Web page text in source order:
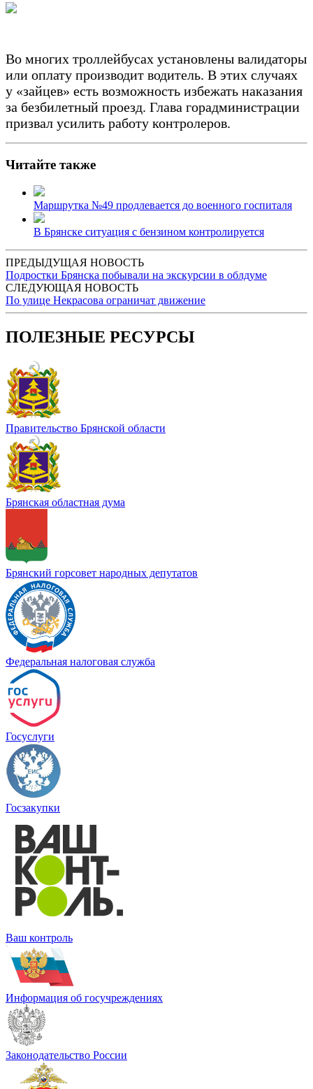
Во многих троллейбусах установлены валидаторы
или оплату производит водитель. В этих случаях
у «зайцев» есть возможность избежать наказания
за безбилетный проезд. Глава горадминистрации
призвал усилить работу контролеров.
Читайте также
Маршрутка №49 продлевается до военного госпиталя
В Брянске ситуация с бензином контролируется
ПРЕДЫДУЩАЯ НОВОСТЬ
Подростки Брянска побывали на экскурсии в облдуме
СЛЕДУЮЩАЯ НОВОСТЬ
По улице Некрасова ограничат движение
ПОЛЕЗНЫЕ РЕСУРСЫ
Правительство Брянской области
Брянская областная дума
Брянский горсовет народных депутатов
Федеральная налоговая служба
Госуслуги
Госзакупки
Ваш контроль
Информация об госучреждениях
Законодательство России